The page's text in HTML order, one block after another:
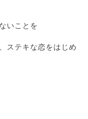
いことを
ステキな恋をはじめ